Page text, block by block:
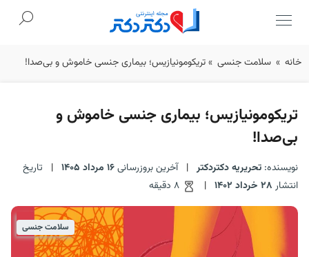
Skip
خانه » سلامت جنسی »تریکومونیازیس؛ بیماری جنسی خاموش و بی‌صدا!
تریکومونیازیس؛ بیماری جنسی خاموش و
بی‌صدا!
نویسنده: تحریریه دکتردکتر | آخرین بروزرسانی16 مرداد 1405 |
تاریخ
انتشار 28 خرداد 1402 |
سلامت جنسی